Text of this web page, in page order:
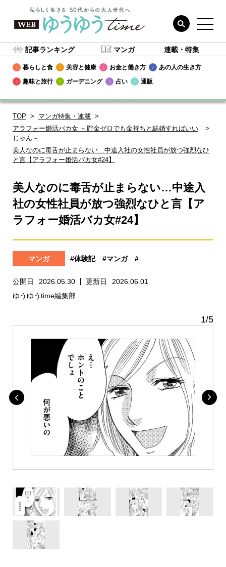
記事ランキング マンガ 連載・特集
暮らしと食 美容と健康 お金と働き方
あの人の生き方
趣味と旅行
ガーデニング 占い 通販
TOP
マンガ特集・連載
アラフォー婚活バカ女 ～貯金ゼロでも金持ちと結婚すればいい
じゃん～
美人なのに毒舌が止まらない…中途入社の女性社員が放つ強烈なひ
と言【アラフォー婚活バカ女#24】
美人なのに毒舌が止まらない…中途入
社の女性社員が放つ強烈なひと言【ア
ラフォー婚活バカ女#24】
マンガ #体験記 #マンガ #
公開日 2026.05.30 更新日
2026.06.01
ゆうゆうtime編集部
1/5